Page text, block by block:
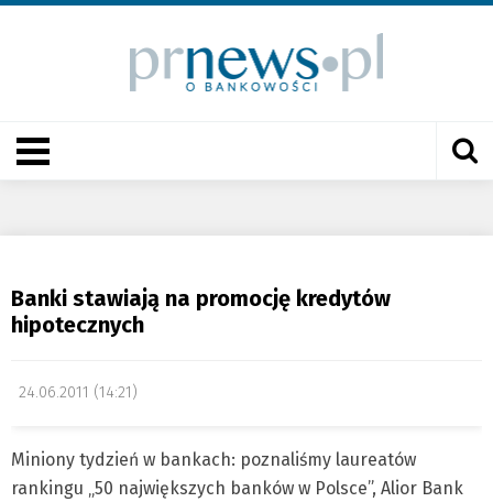
Banki stawiają na promocję kredytów
hipotecznych
24.06.2011 (14:21)
Miniony tydzień w bankach: poznaliśmy laureatów
rankingu „50 największych banków w Polsce”, Alior Bank